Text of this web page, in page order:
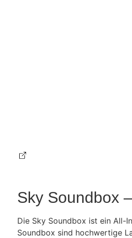
Sky Soundbox
Die Sky Soundbox ist ein All-
Soundbox sind hochwertige